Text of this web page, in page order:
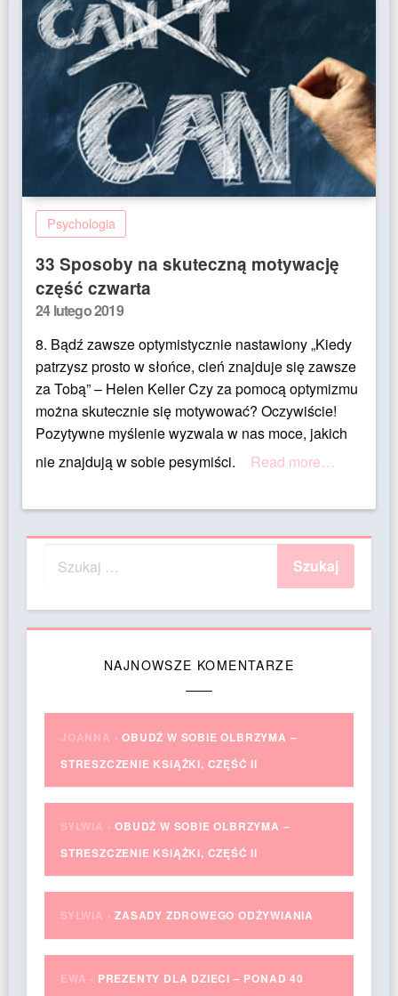
Psychologia
33 Sposoby na skuteczną motywację
część czwarta
Posted
24 lutego 2019
8. Bądź zawsze optymistycznie nastawiony „Kiedy
patrzysz prosto w słońce, cień znajduje się zawsze
za Tobą” – Helen Keller Czy za pomocą optymizmu
można skutecznie się motywować? Oczywiście!
Pozytywne myślenie wyzwala w nas moce, jakich
nie znajdują w sobie pesymiści.
Read more…
NAJNOWSZE KOMENTARZE
JOANNA -OBUDŹ W SOBIE OLBRZYMA –
STRESZCZENIE KSIĄŻKI, CZĘŚĆ II
SYLWIA -OBUDŹ W SOBIE OLBRZYMA –
STRESZCZENIE KSIĄŻKI, CZĘŚĆ II
SYLWIA -ZASADY ZDROWEGO ODŻYWIANIA
EWA - PREZENTY DLA DZIECI – PONAD 40